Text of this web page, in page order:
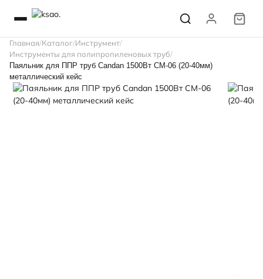
Главная Каталог Инструмент
Инструменты для полипропиленовых труб
Паяльник для ППР труб Candan 1500Вт CM-06 (20-40мм)
металлический кейс